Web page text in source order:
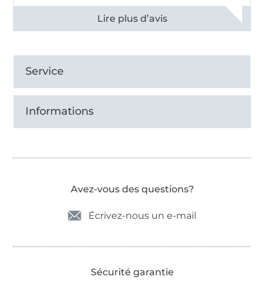
Voir tous les 11498 commentaires
Service
Informations
Avez-vous des questions?
Écrivez-nous un e-mail
Sécurité garantie